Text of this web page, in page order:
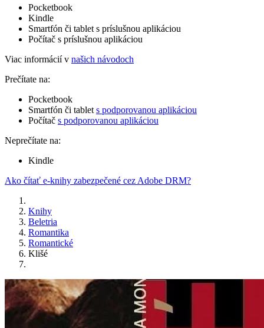
Pocketbook
Kindle
Smartfón či tablet s príslušnou aplikáciou
Počítač s príslušnou aplikáciou
Viac informácií v našich návodoch
Prečítate na:
Pocketbook
Smartfón či tablet s podporovanou aplikáciou
Počítač s podporovanou aplikáciou
Neprečítate na:
Kindle
Ako čítať e-knihy zabezpečené cez Adobe DRM?
Knihy
Beletria
Romantika
Romantické
Klišé